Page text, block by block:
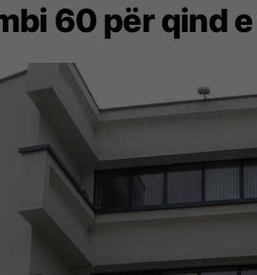
60 për qind